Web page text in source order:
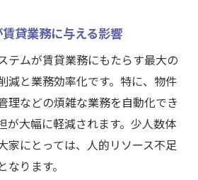
貸業務に与える影響
テムが賃貸業務にもたらす最大の
減と業務効率化です。特に、物件
理などの煩雑な業務を自動化でき
が大幅に軽減されます。少人数体
家にとっては、人的リソース不足
なります。